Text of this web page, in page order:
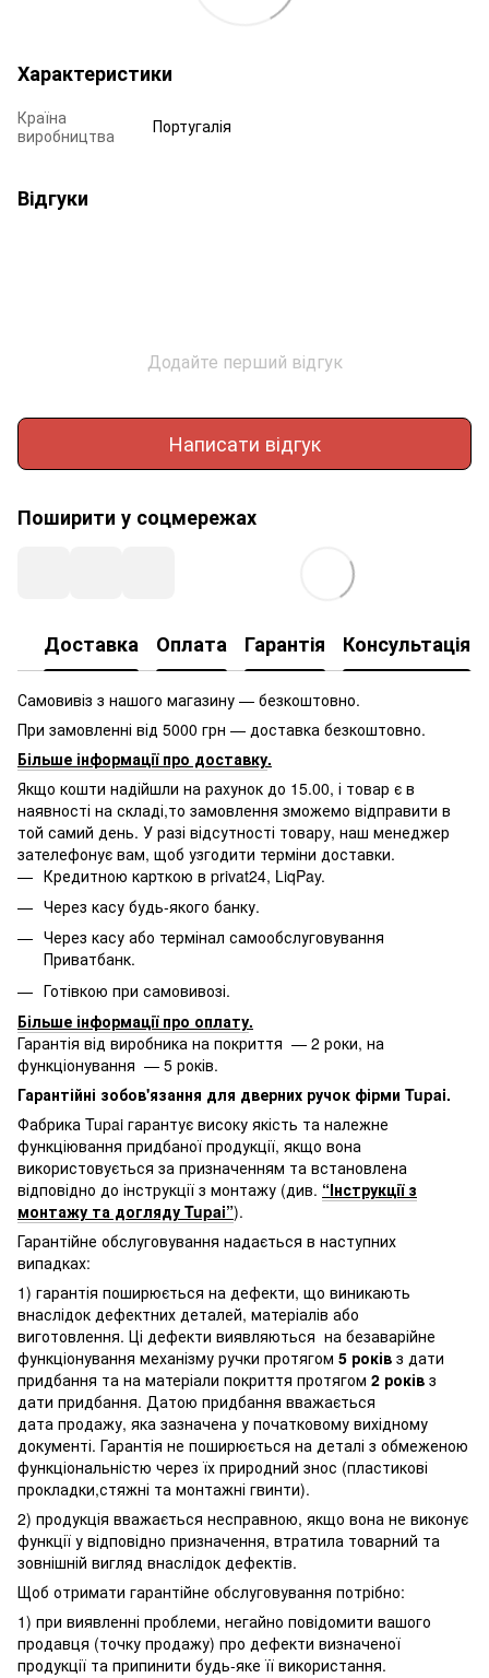
Характеристики
Країна
виробництва
Португалія
Відгуки
Додайте перший відгук
Написати відгук
Поширити у соцмережах
Доставка Оплата Гарантія Консультація
Самовивіз з нашого магазину — безкоштовно.
При замовленні від 5000 грн — доставка безкоштовно.
Більше інформації про доставку.
Якщо кошти надійшли на рахунок до 15.00, і товар є в
наявності на складі,то замовлення зможемо відправити в
той самий день. У разі відсутності товару, наш менеджер
зателефонує вам, щоб узгодити терміни доставки.
Кредитною карткою в privat24, LiqPay.
Через касу будь-якого банку.
Через касу або термінал самообслуговування
Приватбанк.
Готівкою при самовивозі.
Більше інформації про оплату.
Гарантія від виробника на покриття — 2 роки, на
функціонування — 5 років.
Гарантійні зобов'язання для дверних ручок фірми Tupai.
Фабрика Tupai гарантує високу якість та належне
функціювання придбаної продукції, якщо вона
використовується за призначенням та встановлена
відповідно до інструкції з монтажу (див. “Інструкції з
монтажу та догляду Tupai”).
Гарантійне обслуговування надається в наступних
випадках:
1) гарантія поширюється на дефекти, що виникають
внаслідок дефектних деталей, матеріалів або
виготовлення. Ці дефекти виявляються на безаварійне
функціонування механізму ручки протягом 5 років з дати
придбання та на матеріали покриття протягом 2 років з
дати придбання. Датою придбання вважається
дата продажу, яка зазначена у початковому вихідному
документі. Гарантія не поширюється на деталі з обмеженою
функціональністю через їх природний знос (пластикові
прокладки,стяжні та монтажні гвинти).
2) продукція вважається несправною, якщо вона не виконує
функції у відповідно призначення, втратила товарний та
зовнішній вигляд внаслідок дефектів.
Щоб отримати гарантійне обслуговування потрібно:
1) при виявленні проблеми, негайно повідомити вашого
продавця (точку продажу) про дефекти визначеної
продукції та припинити будь-яке її використання.